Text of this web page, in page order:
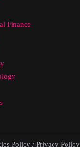
Finance
Policy / Privacy Policy